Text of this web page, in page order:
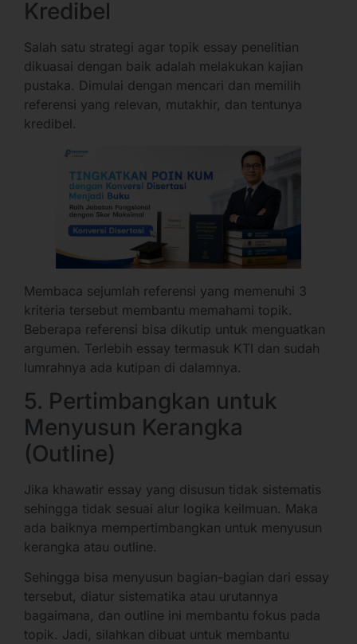
Kredibel
Salah satu strategi agar topik essay penelitian
dikuasai dengan baik adalah melakukan kajian
pustaka. Dimulai dengan mencari dan memilih
referensi yang relevan, mutakhir, dan tentunya
kredibel.
Membaca sejumlah referensi yang memenuhi 3
kriteria tersebut membantu memahami topik.
Beberapa referensi bisa dikutip untuk menguatkan
argumen. Terlebih essay termasuk KTI dan sudah
lumrahnya ada kutipan di dalamnya.
5. Pertimbangkan untuk
Menyusun Kerangka
(Outline)
Jika khawatir essay yang disusun tidak sistematis
sehingga tidak sesuai alur logika keilmuan. Maka
ada baiknya mempertimbangkan untuk menyusun
kerangka atau outline.
Sehingga bisa menyusun bagian-bagian dari essay
tersebut, diatur sistematika atau urutannya
bagaimana, dan outline ini membantu fokus pada
topik. Jadi, silahkan dibuat untuk membantu